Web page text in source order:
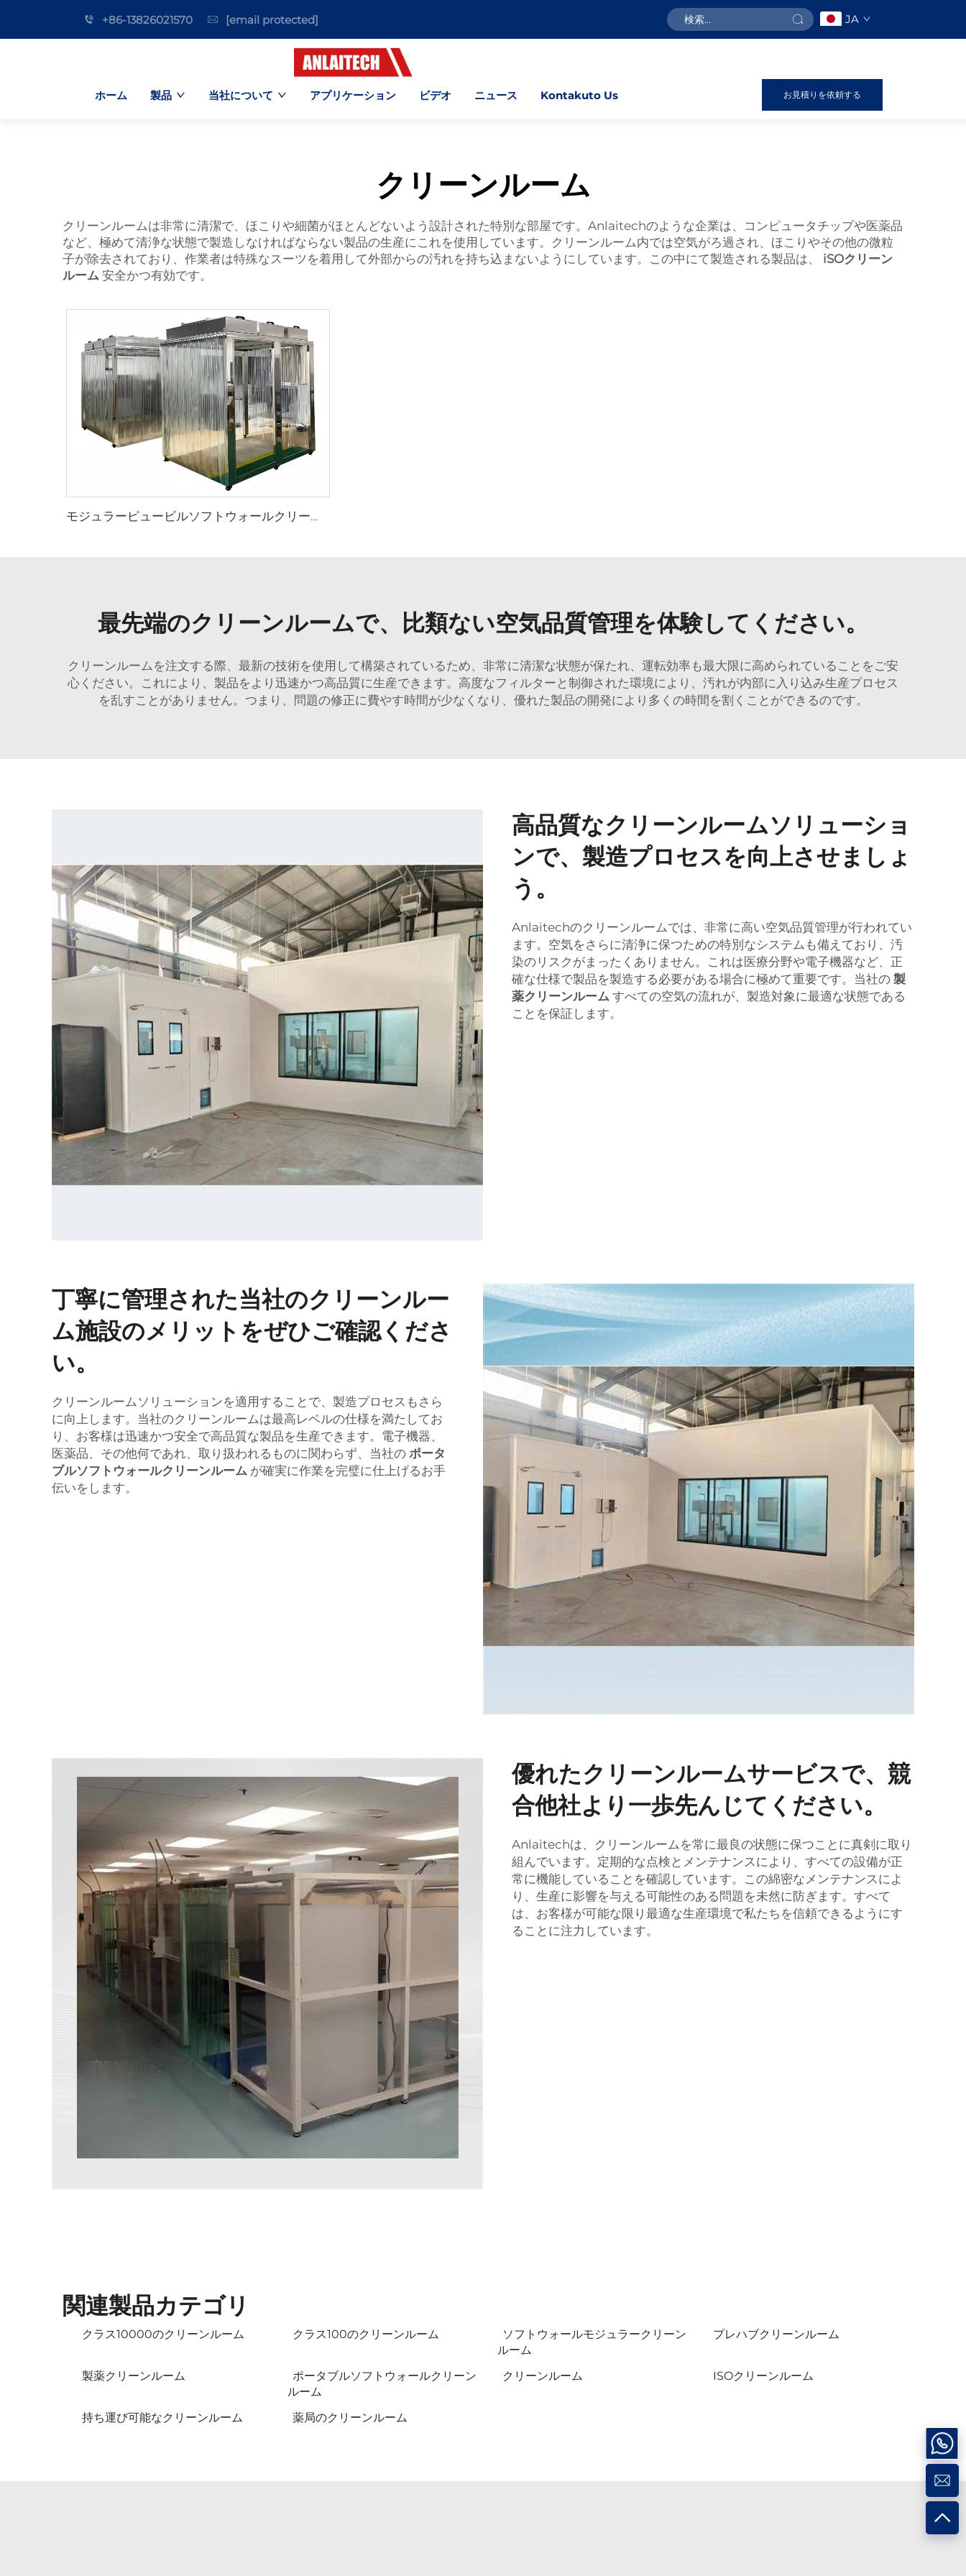
+86-13826021570 [email protected] JA
ホーム 製品 当社について アプリケーション ビデオ ニュース Kontakuto Us お見積りを依頼する
クリーンルーム
クリーンルームは非常に清潔で、ほこりや細菌がほとんどないよう設計された特別な部屋です。Anlaitechのような企業は、コンピュータチップや医薬品
など、極めて清浄な状態で製造しなければならない製品の生産にこれを使用しています。クリーンルーム内では空気がろ過され、ほこりやその他の微粒
子が除去されており、作業者は特殊なスーツを着用して外部からの汚れを持ち込まないようにしています。この中にて製造される製品は、 iSOクリーン
ルーム 安全かつ有効です。
モジュラーピュービルソフトウォールクリーンルームエンクロージャーキャビンポータブルプレファブクリーンブースクリーンルーム
最先端のクリーンルームで、比類ない空気品質管理を体験してください。
クリーンルームを注文する際、最新の技術を使用して構築されているため、非常に清潔な状態が保たれ、運転効率も最大限に高められていることをご安
心ください。これにより、製品をより迅速かつ高品質に生産できます。高度なフィルターと制御された環境により、汚れが内部に入り込み生産プロセス
を乱すことがありません。つまり、問題の修正に費やす時間が少なくなり、優れた製品の開発により多くの時間を割くことができるのです。
高品質なクリーンルームソリューショ
ンで、製造プロセスを向上させましょ
う。
Anlaitechのクリーンルームでは、非常に高い空気品質管理が行われてい
ます。空気をさらに清浄に保つための特別なシステムも備えており、汚
染のリスクがまったくありません。これは医療分野や電子機器など、正
確な仕様で製品を製造する必要がある場合に極めて重要です。当社の 製
薬クリーンルーム すべての空気の流れが、製造対象に最適な状態である
ことを保証します。
丁寧に管理された当社のクリーンルー
ム施設のメリットをぜひご確認くださ
い。
クリーンルームソリューションを適用することで、製造プロセスもさら
に向上します。当社のクリーンルームは最高レベルの仕様を満たしてお
り、お客様は迅速かつ安全で高品質な製品を生産できます。電子機器、
医薬品、その他何であれ、取り扱われるものに関わらず、当社の ポータ
ブルソフトウォールクリーンルーム が確実に作業を完璧に仕上げるお手
伝いをします。
優れたクリーンルームサービスで、競
合他社より一歩先んじてください。
Anlaitechは、クリーンルームを常に最良の状態に保つことに真剣に取り
組んでいます。定期的な点検とメンテナンスにより、すべての設備が正
常に機能していることを確認しています。この綿密なメンテナンスによ
り、生産に影響を与える可能性のある問題を未然に防ぎます。すべて
は、お客様が可能な限り最適な生産環境で私たちを信頼できるようにす
ることに注力しています。
関連製品カテゴリ
クラス10000のクリーンルーム クラス100のクリーンルーム
ソフトウォールモジュラークリーン
ルーム
プレハブクリーンルーム
製薬クリーンルーム
ポータブルソフトウォールクリーン
ルーム
クリーンルーム ISOクリーンルーム
持ち運び可能なクリーンルーム 薬局のクリーンルーム